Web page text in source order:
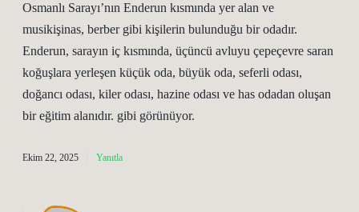
Osmanlı Sarayı’nın Enderun kısmında yer alan ve
musikişinas, berber gibi kişilerin bulunduğu bir odadır.
Enderun, sarayın iç kısmında, üçüncü avluyu çepeçevre saran
koğuşlara yerleşen küçük oda, büyük oda, seferli odası,
doğancı odası, kiler odası, hazine odası ve has odadan oluşan
bir eğitim alanıdır. gibi görünüyor.
Ekim 22, 2025 Yanıtla